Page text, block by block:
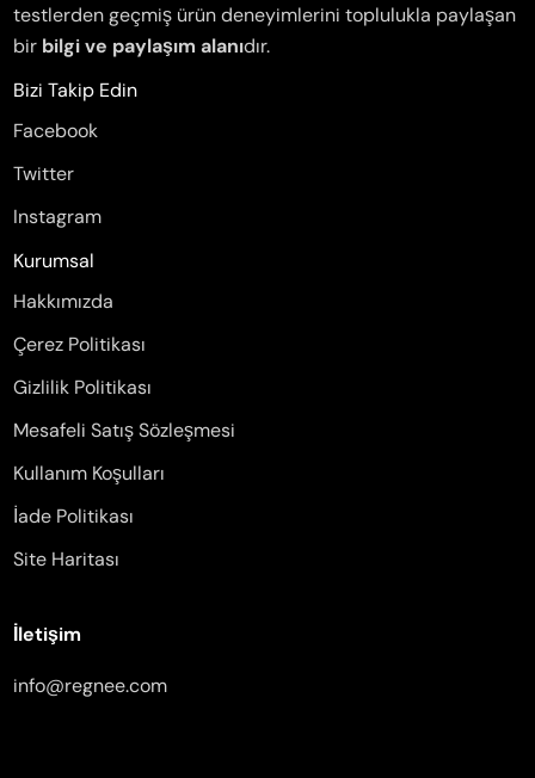
testlerden geçmiş ürün deneyimlerini toplulukla paylaşan
bir bilgi ve paylaşım alanıdır.
Bizi Takip Edin
Facebook
Twitter
Instagram
Kurumsal
Hakkımızda
Çerez Politikası
Gizlilik Politikası
Mesafeli Satış Sözleşmesi
Kullanım Koşulları
İade Politikası
Site Haritası
İletişim
info@regnee.com